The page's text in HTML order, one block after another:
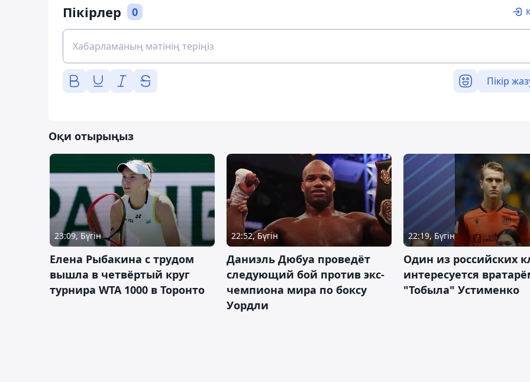
Пікірлер 0
Пікір
Оқи отырыңыз
23:09, Бүгін
Елена Рыбакина с трудом
вышла в четвёртый круг
турнира WTA 1000 в Торонто
22:52, Бүгін
Даниэль Дюбуа проведёт
следующий бой против экс-
чемпиона мира по боксу
Уордли
22:19, Бүгін
Один из российских
интересуется
"Тобыла" Устименко